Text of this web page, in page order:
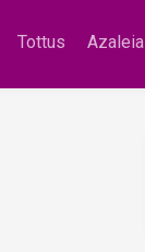
Tottus Azaleia